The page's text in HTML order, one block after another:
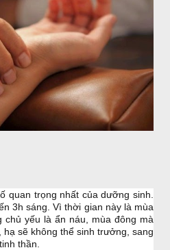
quan trọng nhất của dưỡng sinh.
3h sáng. Vì thời gian này là mùa
chủ yếu là ẩn náu, mùa đông mà
sẽ không thể sinh trưởng, sang
thần.